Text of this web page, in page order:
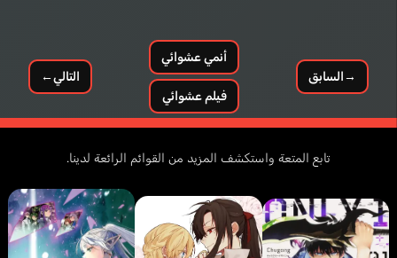
→السابق
أنمي عشوائي
فيلم عشوائي
التالي←
تابع المتعة واستكشف المزيد من القوائم الرائعة لدينا.